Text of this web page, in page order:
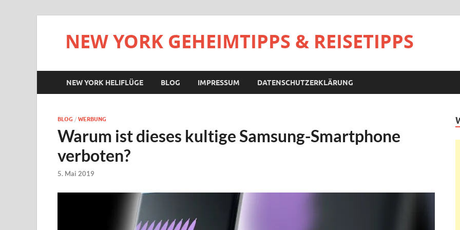
NEW YORK GEHEIMTIPPS & REISETIPPS
NEW YORK HELIFLÜGE BLOG IMPRESSUM DATENSCHUTZERKLÄRUNG
BLOG / WERBUNG
Warum ist dieses kultige Samsung-Smartphone
verboten?
5. Mai 2019